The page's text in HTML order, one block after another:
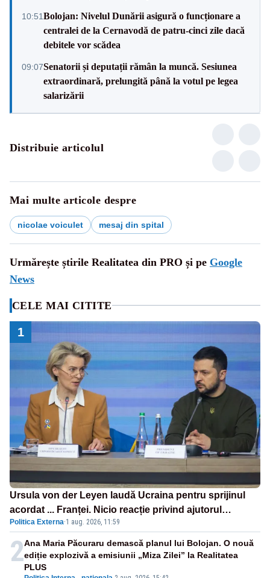
10:51Bolojan: Nivelul Dunării asigură o funcționare a
centralei de la Cernavodă de patru-cinci zile dacă
debitele vor scădea
09:07Senatorii și deputații rămân la muncă. Sesiunea
extraordinară, prelungită până la votul pe legea
salarizării
Distribuie articolul
Mai multe articole despre
nicolae voiculet mesaj din spital
Urmărește știrile Realitatea din PRO și pe Google
News
CELE MAI CITITE
1
Ursula von der Leyen laudă Ucraina pentru sprijinul
acordat ... Franței. Nicio reacție privind ajutorul
energetic promis României
Politica Externa·1 aug. 2026, 11:59
2Ana Maria Păcuraru demască planul lui Bolojan. O nouă
ediție explozivă a emisiunii „Miza Zilei” la Realitatea
PLUS